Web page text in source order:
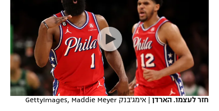
רץ ברשת
תוצאות
נבחרת ישראל
מכבי חיפה
בית"ר ירושלים
מכבי תל אביב
הפועל תל אביב
ליגה ספרדית
ליגה איטלקית
ליגה צרפתית
ליגה הולנדית
מכבי תל אביב
הפועל חולון
הפועל ירושלים
דני אבדיה
יורוקאפ
כדוריד
כדורעף
שחייה
חזר לעצמו. הארדן | אימג'בנק GettyImages, Maddie Meyer